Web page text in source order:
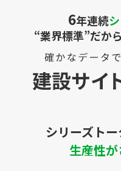
6年連続
“業界標準”だか
シリーズト
生産性が